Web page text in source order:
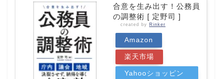
合意を生み出す！公務員
の調整術 [ 定野司 ]
created by Rinker
Amazon
楽天市場
Yahooショッピン